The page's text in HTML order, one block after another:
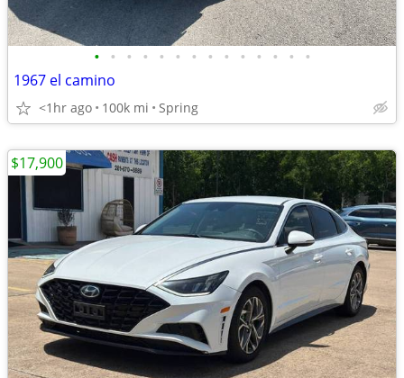
• • • • • • • • • • • • • •
1967 el camino
<1hr ago 100k mi Spring
$17,900